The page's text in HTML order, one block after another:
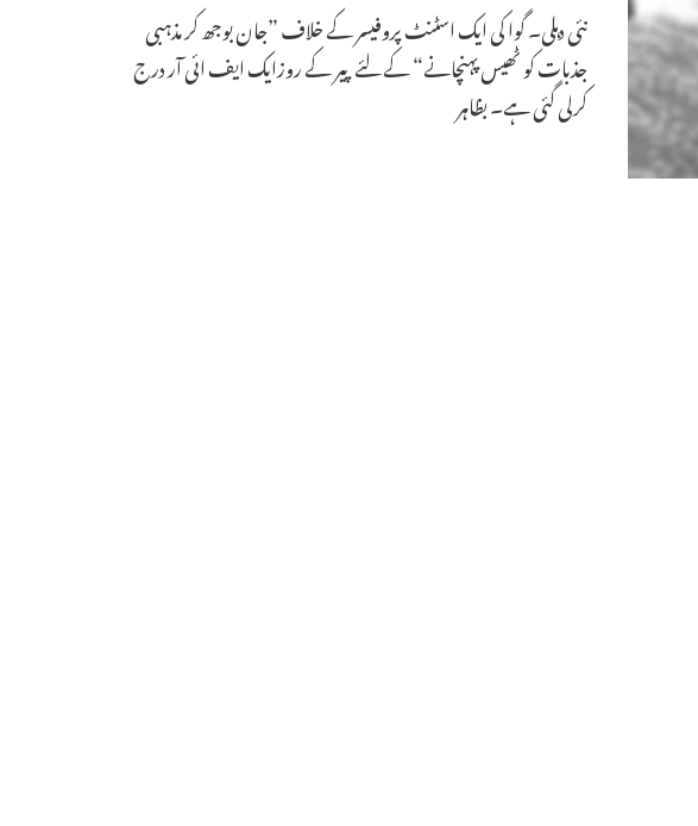
نئی دہلی۔ گوا کی ایک اسٹنٹ پروفیسر کے خلاف ”جان بوجھ کر مذہبی
جذبات کو ٹھیس پہنچانے“ کے لئے پیر کے روزایک ایف ائی آر درج
کرلی گئی ہے۔ بظاہر